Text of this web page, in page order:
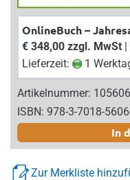
OnlineBuch –
€ 348,00 zzgl. MwSt
Lieferzeit:
1
Artikelnummer:
ISBN: 978-3-7018-
In
Zur Merkliste